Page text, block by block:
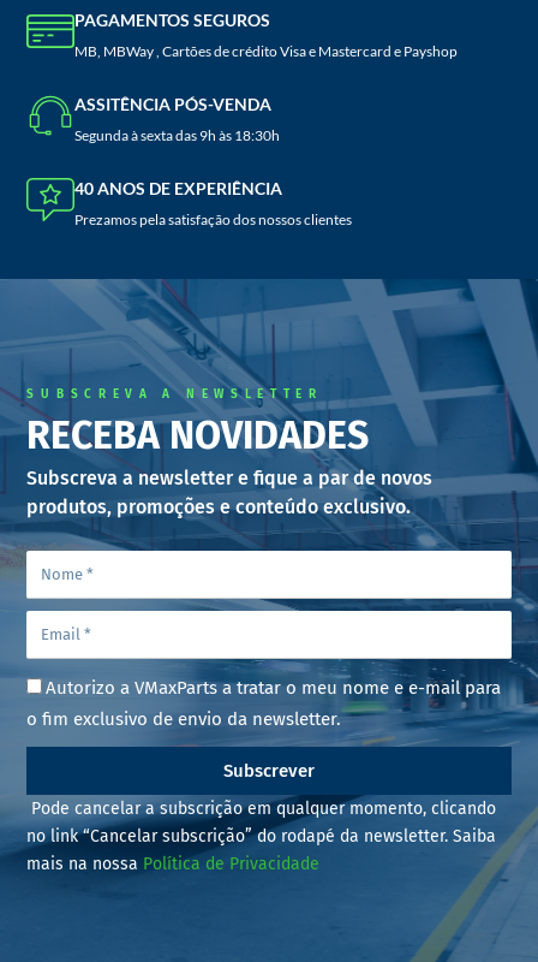
PAGAMENTOS SEGUROS
MB, MBWay , Cartões de crédito Visa e Mastercard e Payshop
ASSITÊNCIA PÓS-VENDA
Segunda à sexta das 9h às 18:30h
40 ANOS DE EXPERIÊNCIA
Prezamos pela satisfação dos nossos clientes
SUBSCREVA A NEWSLETTER
RECEBA NOVIDADES
Subscreva a newsletter e fique a par de novos
produtos, promoções e conteúdo exclusivo.
Autorizo a VMaxParts a tratar o meu nome e e-mail para
o fim exclusivo de envio da newsletter.
Subscrever
Pode cancelar a subscrição em qualquer momento, clicando
no link “Cancelar subscrição” do rodapé da newsletter. Saiba
mais na nossa Política de Privacidade